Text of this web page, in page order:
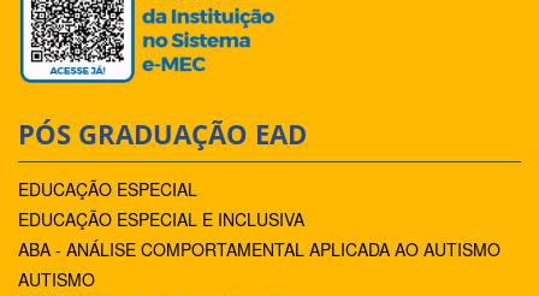
PÓS GRADUAÇÃO EAD
EDUCAÇÃO ESPECIAL
EDUCAÇÃO ESPECIAL E INCLUSIVA
ABA - ANÁLISE COMPORTAMENTAL APLICADA AO AUTISMO
AUTISMO